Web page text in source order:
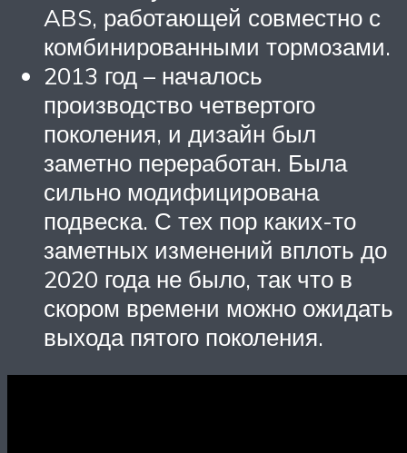
ABS, работающей совместно с
комбинированными тормозами.
2013 год – началось
производство четвертого
поколения, и дизайн был
заметно переработан. Была
сильно модифицирована
подвеска. С тех пор каких-то
заметных изменений вплоть до
2020 года не было, так что в
скором времени можно ожидать
выхода пятого поколения.